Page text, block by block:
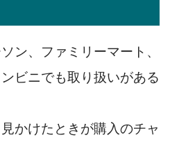
ン、ファミリーマート、
ビニでも取り扱いがある
かけたときが購入のチャ